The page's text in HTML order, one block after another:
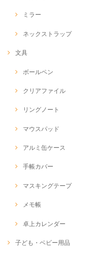
ミラー
ネックストラップ
文具
ボールペン
クリアファイル
リングノート
マウスパッド
アルミ缶ケース
手帳カバー
マスキングテープ
メモ帳
卓上カレンダー
子ども・ベビー用品